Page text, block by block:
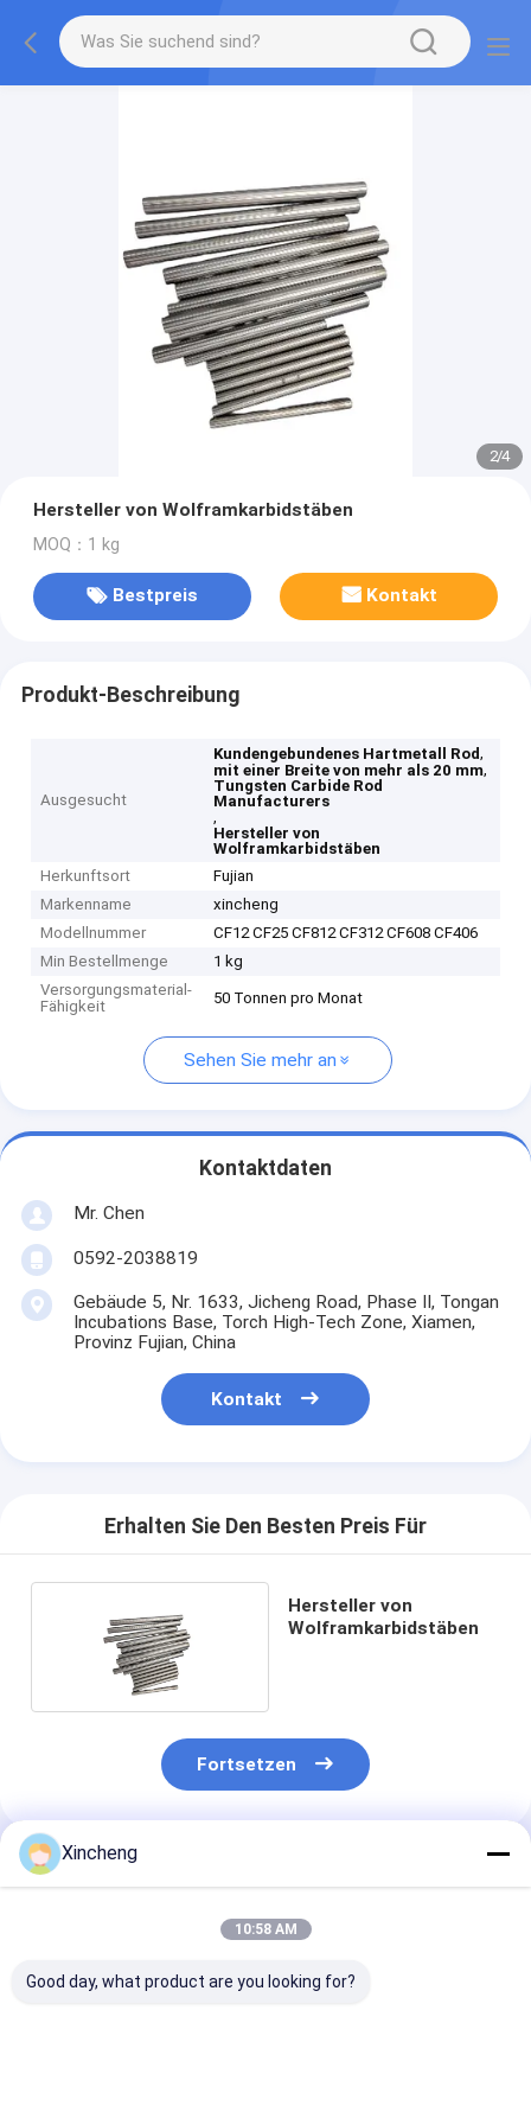
2/4
Hersteller von Wolframkarbidstäben
MOQ：1 kg
Bestpreis Kontakt
Produkt-Beschreibung
Ausgesucht
Kundengebundenes Hartmetall Rod,
mit einer Breite von mehr als 20 mm,
Tungsten Carbide Rod
Manufacturers
,
Hersteller von
Wolframkarbidstäben
Herkunftsort
Fujian
Markenname
xincheng
Modellnummer
CF12 CF25 CF812 CF312 CF608 CF406
Min Bestellmenge
1 kg
Versorgungsmaterial-
Fähigkeit
50 Tonnen pro Monat
Sehen Sie mehr an
Kontaktdaten
Mr. Chen
0592-2038819
Gebäude 5, Nr. 1633, Jicheng Road, Phase II, Tongan
Incubations Base, Torch High-Tech Zone, Xiamen,
Provinz Fujian, China
Kontakt
Erhalten Sie Den Besten Preis Für
Hersteller von
Wolframkarbidstäben
Fortsetzen
Empfohlene Produkte
Xincheng
10:58 AM
Good day, what product are you looking for?